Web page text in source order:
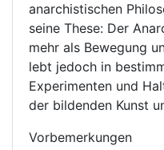
anarchistischen
seine These: Der
mehr als Bewegung
lebt jedoch in
Experimenten und
der bildenden Kunst
Vorbemerkungen